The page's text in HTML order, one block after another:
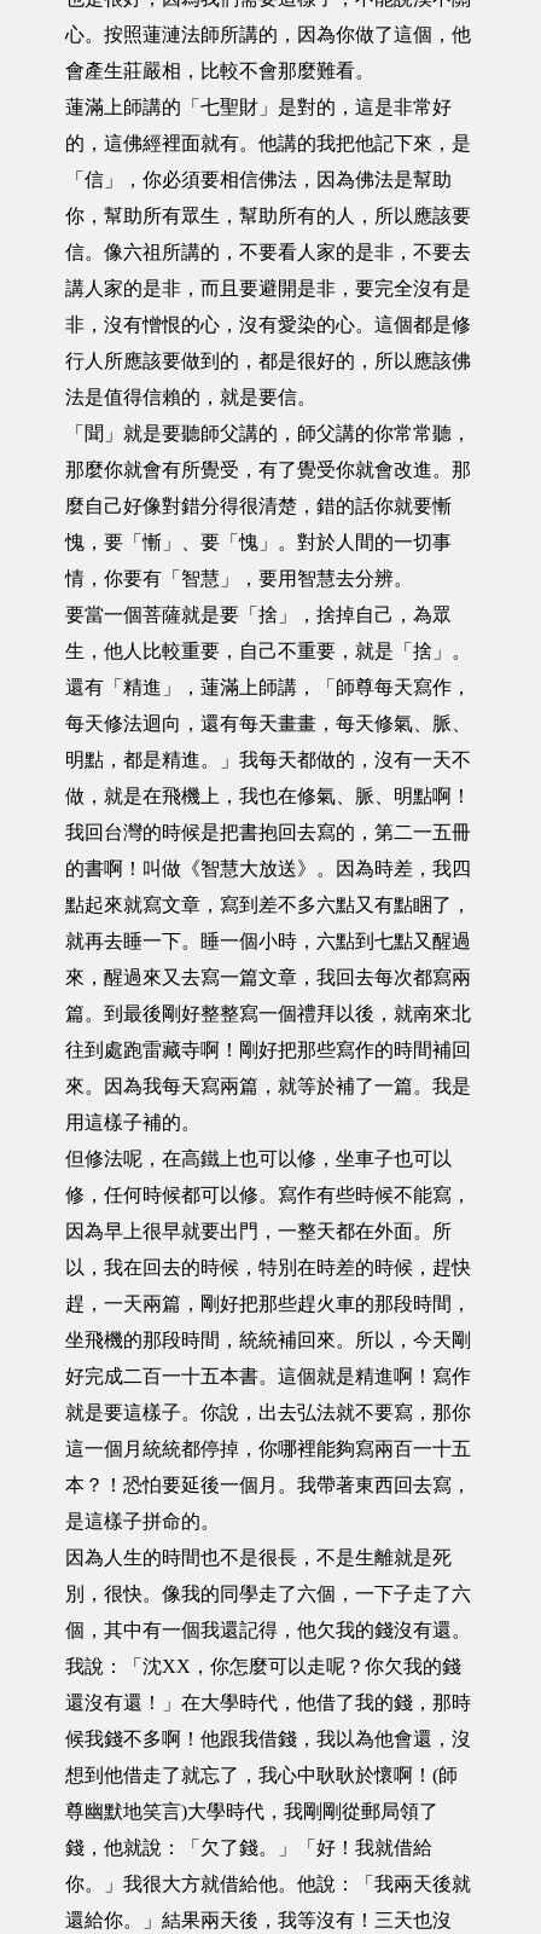
心。按照蓮漣法師所講的，因為你做了這個，他
會產生莊嚴相，比較不會那麼難看。
蓮滿上師講的「七聖財」是對的，這是非常好
的，這佛經裡面就有。他講的我把他記下來，是
「信」，你必須要相信佛法，因為佛法是幫助
你，幫助所有眾生，幫助所有的人，所以應該要
信。像六祖所講的，不要看人家的是非，不要去
講人家的是非，而且要避開是非，要完全沒有是
非，沒有憎恨的心，沒有愛染的心。這個都是修
行人所應該要做到的，都是很好的，所以應該佛
法是值得信賴的，就是要信。
「聞」就是要聽師父講的，師父講的你常常聽，
那麼你就會有所覺受，有了覺受你就會改進。那
麼自己好像對錯分得很清楚，錯的話你就要慚
愧，要「慚」、要「愧」。對於人間的一切事
情，你要有「智慧」，要用智慧去分辨。
要當一個菩薩就是要「捨」，捨掉自己，為眾
生，他人比較重要，自己不重要，就是「捨」。
還有「精進」，蓮滿上師講，「師尊每天寫作，
每天修法迴向，還有每天畫畫，每天修氣、脈、
明點，都是精進。」我每天都做的，沒有一天不
做，就是在飛機上，我也在修氣、脈、明點啊！
我回台灣的時候是把書抱回去寫的，第二一五冊
的書啊！叫做《智慧大放送》。因為時差，我四
點起來就寫文章，寫到差不多六點又有點睏了，
就再去睡一下。睡一個小時，六點到七點又醒過
來，醒過來又去寫一篇文章，我回去每次都寫兩
篇。到最後剛好整整寫一個禮拜以後，就南來北
往到處跑雷藏寺啊！剛好把那些寫作的時間補回
來。因為我每天寫兩篇，就等於補了一篇。我是
用這樣子補的。
但修法呢，在高鐵上也可以修，坐車子也可以
修，任何時候都可以修。寫作有些時候不能寫，
因為早上很早就要出門，一整天都在外面。所
以，我在回去的時候，特別在時差的時候，趕快
趕，一天兩篇，剛好把那些趕火車的那段時間，
坐飛機的那段時間，統統補回來。所以，今天剛
好完成二百一十五本書。這個就是精進啊！寫作
就是要這樣子。你說，出去弘法就不要寫，那你
這一個月統統都停掉，你哪裡能夠寫兩百一十五
本？！恐怕要延後一個月。我帶著東西回去寫，
是這樣子拼命的。
因為人生的時間也不是很長，不是生離就是死
別，很快。像我的同學走了六個，一下子走了六
個，其中有一個我還記得，他欠我的錢沒有還。
我說：「沈XX，你怎麼可以走呢？你欠我的錢
還沒有還！」在大學時代，他借了我的錢，那時
候我錢不多啊！他跟我借錢，我以為他會還，沒
想到他借走了就忘了，我心中耿耿於懷啊！(師
尊幽默地笑言)大學時代，我剛剛從郵局領了
錢，他就說：「欠了錢。」「好！我就借給
你。」我很大方就借給他。他說：「我兩天後就
還給你。」結果兩天後，我等沒有！三天也沒